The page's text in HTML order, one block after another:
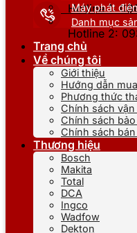
Hotline 1:
Hotline 2:
Máy phát
Danh mục
Trang chủ
Về chúng tôi
Giới thiệu
Hướng dẫn
Phương thức
Chính sách
Chính sách
Chính sách
Thương hiệu
Bosch
Makita
Total
DCA
Ingco
Wadfow
Dekton